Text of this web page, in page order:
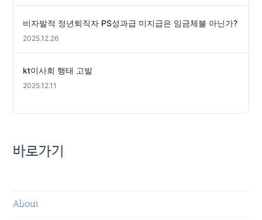
비자발적 정년퇴직자 PS성과급 미지급은 임금체불 아닌가?
2025.12.26
kt이사회 행태 고발
2025.12.11
바로가기
About